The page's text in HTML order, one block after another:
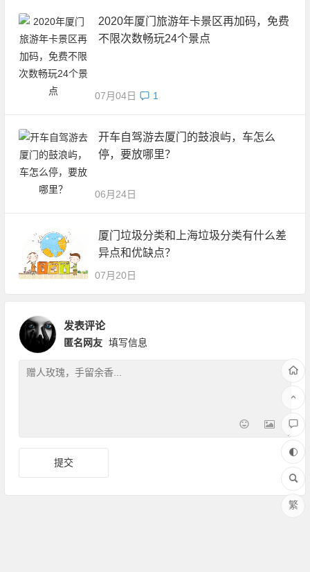
2020年厦门旅游年卡景区再加码，免费
不限次数畅玩24个景点
07月04日 1
开车自驾游去厦门的鼓浪屿，车怎么
停，要放哪里？
06月24日
厦门垃圾分类和上海垃圾分类有什么差
异点和优缺点？
07月20日
发表评论
匿名网友 填写信息
繁